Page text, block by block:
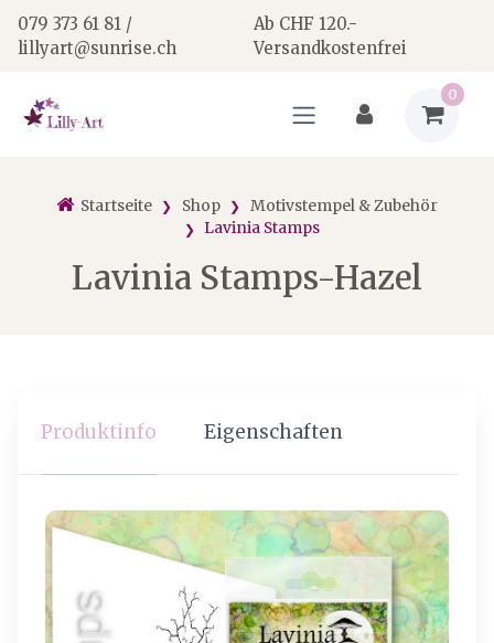
079 373 61 81 /
lillyart@sunrise.ch
Ab CHF 120.-
Versandkostenfrei
0
Startseite Shop
Motivstempel & Zubehör
Lavinia Stamps
Lavinia Stamps-Hazel
Produktinfo Eigenschaften